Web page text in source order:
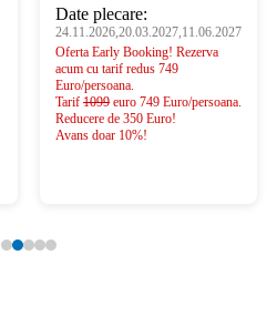
Date plecare:
24.11.2026,20.03.2027,11.06.2027
Oferta Early Booking! Rezerva
acum cu tarif redus 749
Euro/persoana.
Tarif 1099 euro 749 Euro/persoana.
Reducere de 350 Euro!
Avans doar 10%!